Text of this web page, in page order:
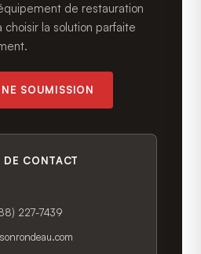
de restauration
la solution parfaite
SOUMISSION
CONTACT
227-7439